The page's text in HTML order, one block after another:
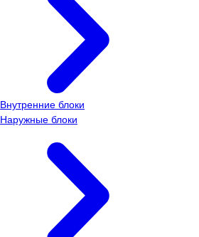
Внутренние блоки
Наружные блоки